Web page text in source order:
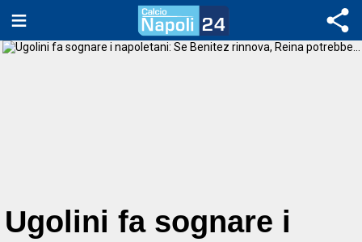
Ugolini fa sognare i